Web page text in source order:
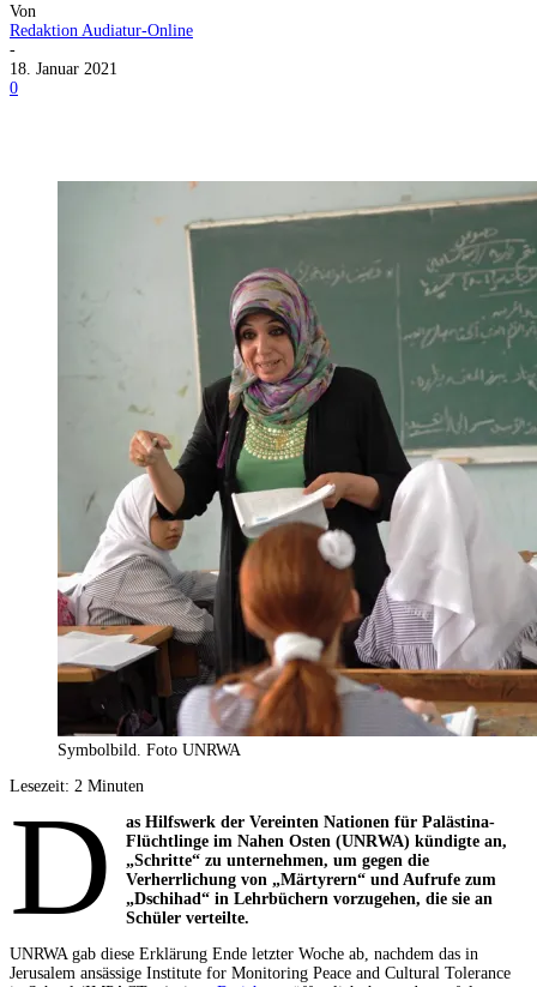
Von
Redaktion Audiatur-Online
-
18. Januar 2021
0
Symbolbild. Foto UNRWA
Lesezeit: 2 Minuten
D
as Hilfswerk der Vereinten Nationen für Palästina-
Flüchtlinge im Nahen Osten (UNRWA) kündigte an,
„Schritte“ zu unternehmen, um gegen die
Verherrlichung von „Märtyrern“ und Aufrufe zum
„Dschihad“ in Lehrbüchern vorzugehen, die sie an
Schüler verteilte.
UNRWA gab diese Erklärung Ende letzter Woche ab, nachdem das in
Jerusalem ansässige Institute for Monitoring Peace and Cultural Tolerance